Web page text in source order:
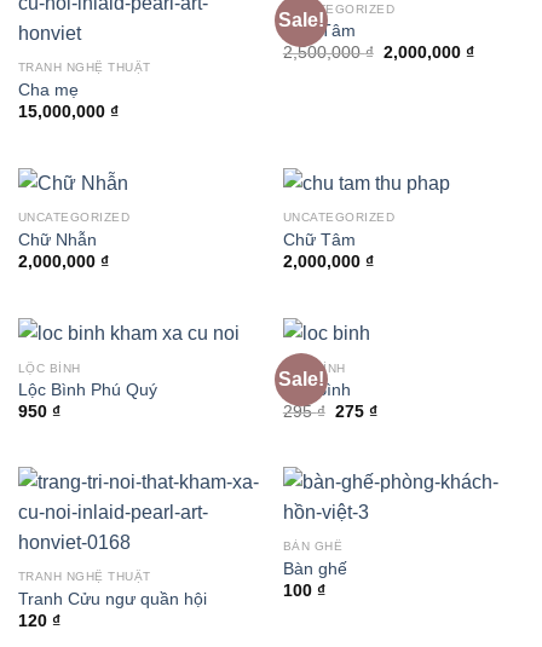
TRANH NGHỆ THUẬT
Cha mẹ
15,000,000 ₫
Sale!
UNCATEGORIZED
Chữ Tâm
2,500,000₫ Original
2,000,000 ₫Current
UNCATEGORIZED
Chữ Nhẫn
2,000,000 ₫
UNCATEGORIZED
Chữ Tâm
2,000,000 ₫
LỘC BÌNH
Lộc Bình Phú Quý
950 ₫
Sale!
LỘC BÌNH
Lộc Bình
295₫ Original
275 ₫Current
TRANH NGHỆ THUẬT
Tranh Cửu ngư quần hội
120 ₫
BÀN GHẾ
Bàn ghế
100 ₫